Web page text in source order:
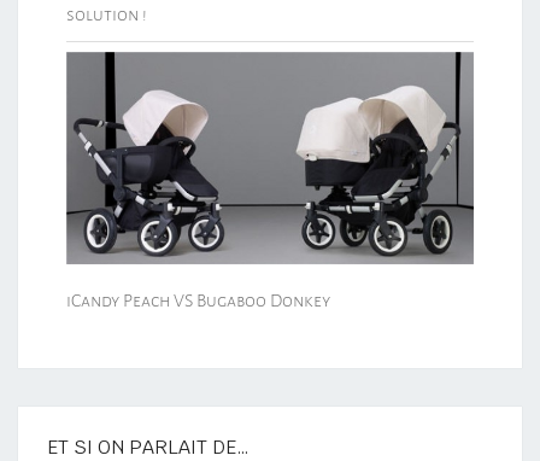
solution !
iCandy Peach VS Bugaboo Donkey
ET SI ON PARLAIT DE…